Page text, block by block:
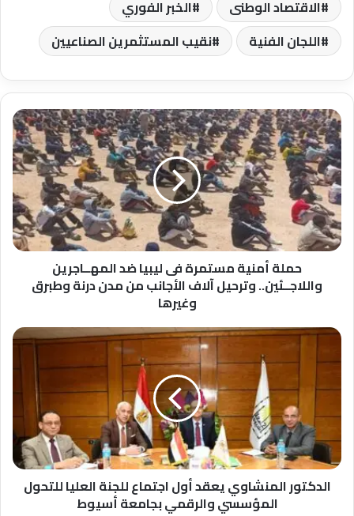
الاقتصاد الوطنى
الخبر الفوري
اللجان الفنية
نقيب المستثمرين الصناعيين
حملة
أمنية
مستمرة
فى
ليبيا
ضد
المهــاجرين
واللاجــئين..
وترحيل
الأجانب
درنة
وغيرها
حملة أمنية مستمرة فى ليبيا ضد المهــاجرين
واللاجــئين.. وترحيل آلاف الأجانب من مدن درنة وطبرق
وغيرها
الدكتور
يعقد
أول
اجتماع
للجنة
العليا
للتحول
المؤسسي
والرقمي
الدكتور المنشاوي يعقد أول اجتماع للجنة العليا للتحول
المؤسسي والرقمي بجامعة أسيوط